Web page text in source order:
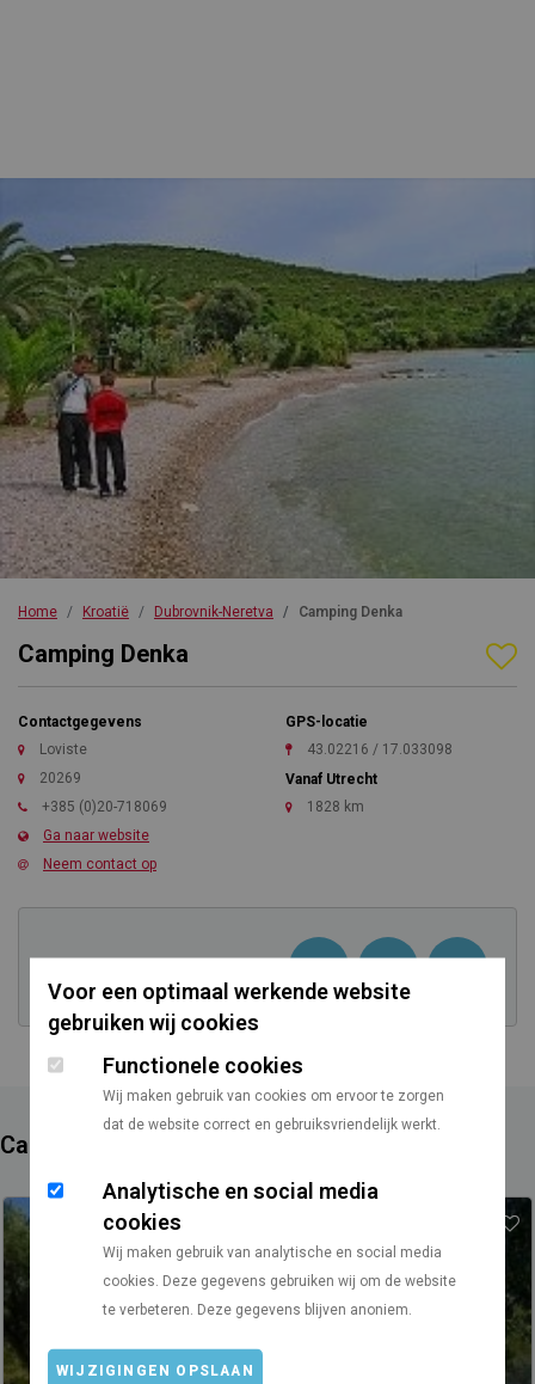
Voor een optimaal werkende website
gebruiken wij cookies
Functionele cookies
Wij maken gebruik van cookies om ervoor te zorgen
dat de website correct en gebruiksvriendelijk werkt.
Analytische en social media
cookies
Wij maken gebruik van analytische en social media
cookies. Deze gegevens gebruiken wij om de website
te verbeteren. Deze gegevens blijven anoniem.
WIJZIGINGEN OPSLAAN
Camping Denka
Contactgegevens
Loviste
20269
+385 (0)20-718069
Ga naar website
Neem contact op
GPS-locatie
43.02216 / 17.033098
Vanaf Utrecht
1828 km
Home Kroatië Dubrovnik-Neretva Camping Denka
Campings in de buurt